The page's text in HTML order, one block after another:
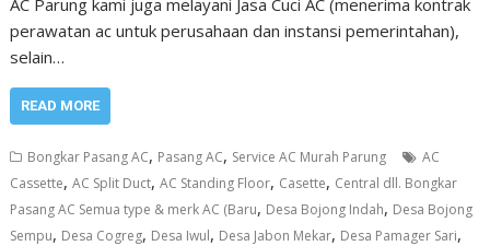
perawatan ac untuk perusahaan dan instansi pemerintahan),
selain…
READ MORE
Bongkar Pasang AC, Pasang AC, Service AC Murah Parung
AC
Cassette,AC Split Duct,AC Standing Floor, Casette, Central dll. Bongkar
Pasang AC Semua type & merk AC (Baru, Desa Bojong Indah, Desa Bojong
Sempu, Desa Cogreg, Desa Iwul, Desa Jabon Mekar, Desa Pamager Sari,